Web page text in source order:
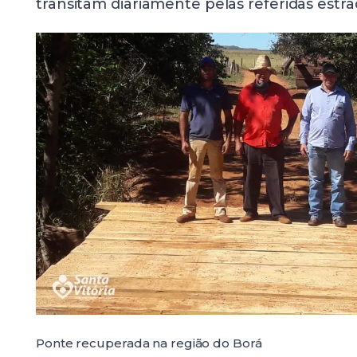
transitam diariamente pelas referidas
Ponte recuperada na região do Borá